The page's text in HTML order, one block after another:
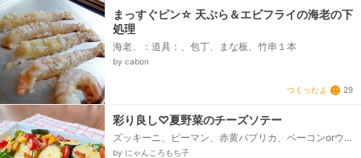
まっすぐピン☆ 天ぷら＆エビフライの海老の下
処理
海老、：道具：、包丁、まな板、竹串１本
by cabon
つくったよ 29
彩り良し♡夏野菜のチーズソテー
ズッキーニ、ピーマン、赤黄パプリカ、ベーコンorウ
インナー、オリーブオイル、にんにくみじん切り、粉
by にゃんころもち子